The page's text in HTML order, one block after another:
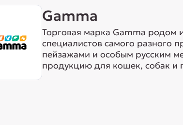
Gamma
Торговая марка Gamma родом
специалистов самого разного
пейзажами и особым русским
продукцию для кошек, собак и